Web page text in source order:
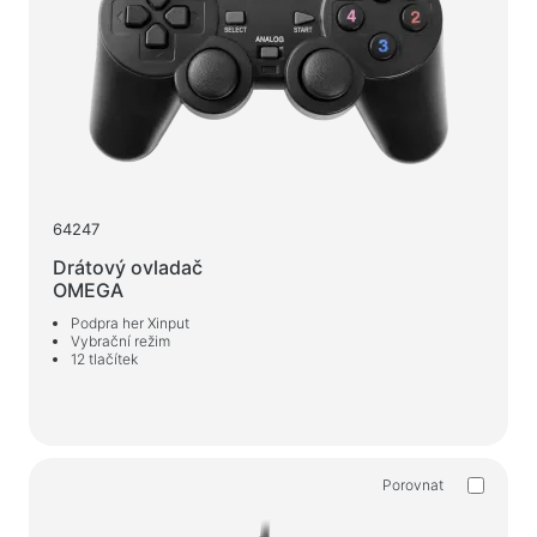
Web-kamery
Web-kamery
Batohy, tašky, držáky, další doplňky
Sportovní tašky
Kufry na kolečkách
Organizérové tašky
Držáky do auta
64247
Drátový ovladač
OMEGA
Podpra her Xinput
Vybrační režim
12 tlačítek
Porovnat